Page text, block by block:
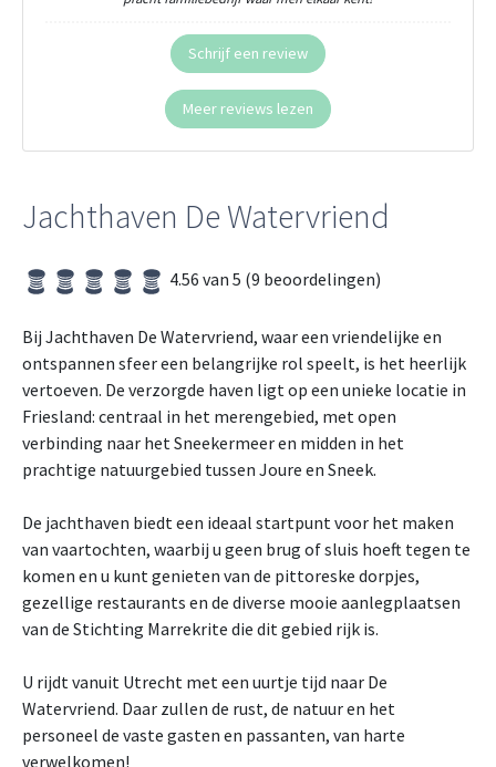
Schrijf een review
Meer reviews lezen
Jachthaven De Watervriend
4.56 van 5 (9 beoordelingen)
Bij Jachthaven De Watervriend, waar een vriendelijke en
ontspannen sfeer een belangrijke rol speelt, is het heerlijk
vertoeven. De verzorgde haven ligt op een unieke locatie in
Friesland: centraal in het merengebied, met open
verbinding naar het Sneekermeer en midden in het
prachtige natuurgebied tussen Joure en Sneek.
De jachthaven biedt een ideaal startpunt voor het maken
van vaartochten, waarbij u geen brug of sluis hoeft tegen te
komen en u kunt genieten van de pittoreske dorpjes,
gezellige restaurants en de diverse mooie aanlegplaatsen
van de Stichting Marrekrite die dit gebied rijk is.
U rijdt vanuit Utrecht met een uurtje tijd naar De
Watervriend. Daar zullen de rust, de natuur en het
personeel de vaste gasten en passanten, van harte
verwelkomen!